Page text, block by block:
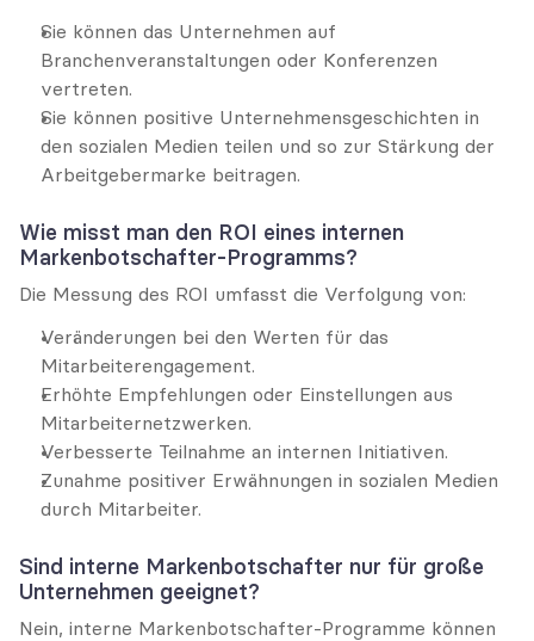
Sie können das Unternehmen auf
Branchenveranstaltungen oder Konferenzen
vertreten.
Sie können positive Unternehmensgeschichten in
den sozialen Medien teilen und so zur Stärkung der
Arbeitgebermarke beitragen.
Wie misst man den ROI eines internen
Markenbotschafter-Programms?
Die Messung des ROI umfasst die Verfolgung von:
Veränderungen bei den Werten für das
Mitarbeiterengagement.
Erhöhte Empfehlungen oder Einstellungen aus
Mitarbeiternetzwerken.
Verbesserte Teilnahme an internen Initiativen.
Zunahme positiver Erwähnungen in sozialen Medien
durch Mitarbeiter.
Sind interne Markenbotschafter nur für große
Unternehmen geeignet?
Nein, interne Markenbotschafter-Programme können